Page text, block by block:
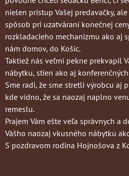
nielen prístup Vašej predavačky,
spôsob pri uzatváraní konečnej
rozkladacieho mechanizmu ako aj
nám domov, do Košíc.
Taktiež nás veľmi pekne prekvapil
nábytku, stien ako aj
Sme radi, že sme stretli výrobcu aj
kde vidno, že sa naozaj naplno
remeslu.
Prajem Vám ešte veľa správnych a
Vášho naozaj vkusného nábytku
S pozdravom rodina Hojnošova z